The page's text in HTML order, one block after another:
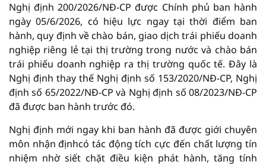
Nghị định 200/2026/NĐ-CP được Chính phủ ban hành
ngày 05/6/2026, có hiệu lực ngay tại thời điểm ban
hành, quy định về chào bán, giao dịch trái phiếu doanh
nghiệp riêng lẻ tại thị trường trong nước và chào bán
trái phiếu doanh nghiệp ra thị trường quốc tế. Đây là
Nghị định thay thế Nghị định số 153/2020/NĐ-CP, Nghị
định số 65/2022/NĐ-CP và Nghị định số 08/2023/NĐ-CP
đã được ban hành trước đó.
Nghị định mới ngay khi ban hành đã được giới chuyên
môn nhận địnhcó tác động tích cực đến chất lượng tín
nhiệm nhờ siết chặt điều kiện phát hành, tăng tính